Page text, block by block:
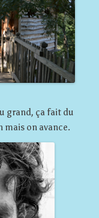
grand, ça fait du
mais on avance.